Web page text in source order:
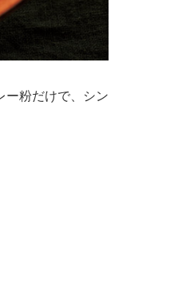
ー粉だけで、シン